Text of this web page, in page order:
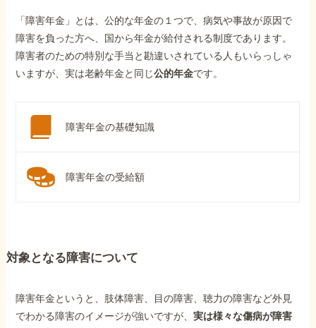
「障害年金」とは、公的な年金の１つで、病気や事故が原因で
障害を負った方へ、国から年金が給付される制度であります。
障害者のための特別な手当と勘違いされている人もいらっしゃ
いますが、実は老齢年金と同じ公的年金です。
障害年金の基礎知識
障害年金の受給額
対象となる障害について
障害年金というと、肢体障害、目の障害、聴力の障害など外見
でわかる障害のイメージが強いですが、実は様々な傷病が障害